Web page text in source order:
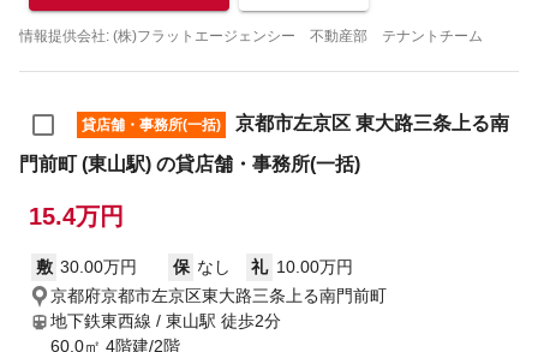
情報提供会社: (株)フラットエージェンシー 不動産部 テナントチーム
貸店舗・事務所(一括)
京都市左京区 東大路三条上る南
門前町 (東山駅) の貸店舗・事務所(一括)
15.4万円
敷 30.00万円 保 なし 礼 10.00万円
京都府京都市左京区東大路三条上る南門前町
地下鉄東西線 / 東山駅 徒歩2分
60.0㎡ 4階建/2階